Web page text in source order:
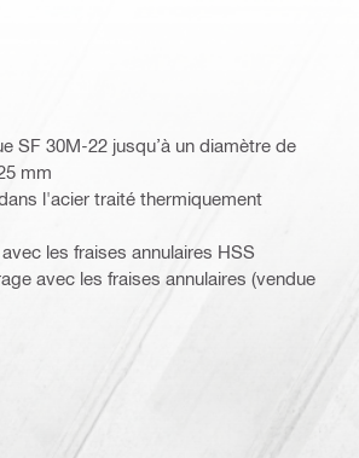
SF 30M-22 jusqu’à un diamètre de
mm
l'acier traité thermiquement
les fraises annulaires HSS
avec les fraises annulaires (vendue